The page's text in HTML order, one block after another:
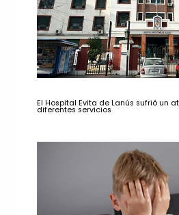
El Hospital Evita de Lanús sufrió un
diferentes servicios